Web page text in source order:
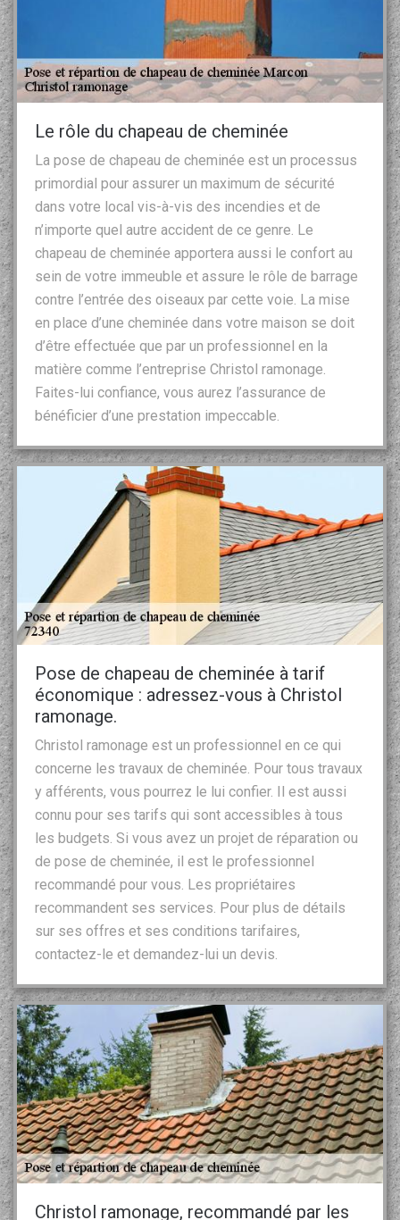
Le rôle du chapeau de cheminée
La pose de chapeau de cheminée est un processus
primordial pour assurer un maximum de sécurité
dans votre local vis-à-vis des incendies et de
n’importe quel autre accident de ce genre. Le
chapeau de cheminée apportera aussi le confort au
sein de votre immeuble et assure le rôle de barrage
contre l’entrée des oiseaux par cette voie. La mise
en place d’une cheminée dans votre maison se doit
d’être effectuée que par un professionnel en la
matière comme l’entreprise Christol ramonage.
Faites-lui confiance, vous aurez l’assurance de
bénéficier d’une prestation impeccable.
Pose de chapeau de cheminée à tarif
économique : adressez-vous à Christol
ramonage.
Christol ramonage est un professionnel en ce qui
concerne les travaux de cheminée. Pour tous travaux
y afférents, vous pourrez le lui confier. Il est aussi
connu pour ses tarifs qui sont accessibles à tous
les budgets. Si vous avez un projet de réparation ou
de pose de cheminée, il est le professionnel
recommandé pour vous. Les propriétaires
recommandent ses services. Pour plus de détails
sur ses offres et ses conditions tarifaires,
contactez-le et demandez-lui un devis.
Christol ramonage, recommandé par les